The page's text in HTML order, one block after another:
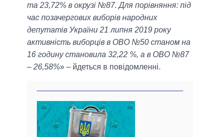
та 23,72% в окрузі №87. Для порівняння: під
час позачергових виборів народних
депутатів України 21 липня 2019 року
активність виборців в ОВО №50 станом на
16 годину становила 32,22 %, а в ОВО №87
– 26,58%» – йдеться в повідомленні.